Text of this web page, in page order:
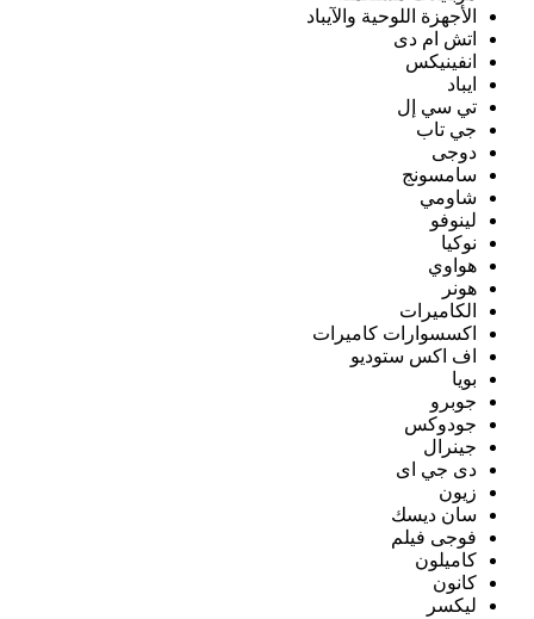
الأجهزة اللوحية والآيباد
اتش ام دى
انفينيكس
ايباد
تي سي إل
جي تاب
دوجى
سامسونج
شاومي
لينوفو
نوكيا
هواوي
هونر
الكاميرات
اكسسوارات كاميرات
اف اكس ستوديو
بويا
جوبرو
جودوكس
جينرال
دى جي اى
زيون
سان ديسك
فوجى فيلم
كاميلون
كانون
ليكسر